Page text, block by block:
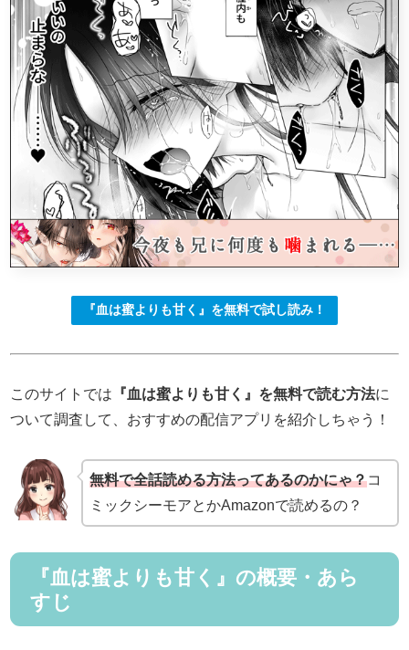
『血は蜜よりも甘く』を無料で試し読み！
このサイトでは 『血は蜜よりも甘く』を無料で読む方法に
ついて調査して、おすすめの配信アプリを紹介しちゃう！
無料で全話読める方法ってあるのかにゃ？コ
ミックシーモアとかAmazonで読めるの？
『血は蜜よりも甘く』の概要・あら
すじ